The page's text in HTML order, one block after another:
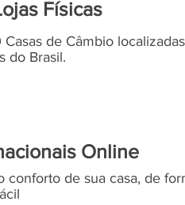
Físicas
de Câmbio
do Brasil.
Online
conforto de sua casa, de